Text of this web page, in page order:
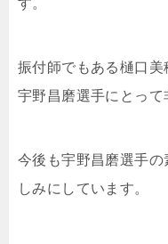
す。
振付師でもある樋口美
宇野昌磨選手にとって
今後も宇野昌磨選手
しみにしています。